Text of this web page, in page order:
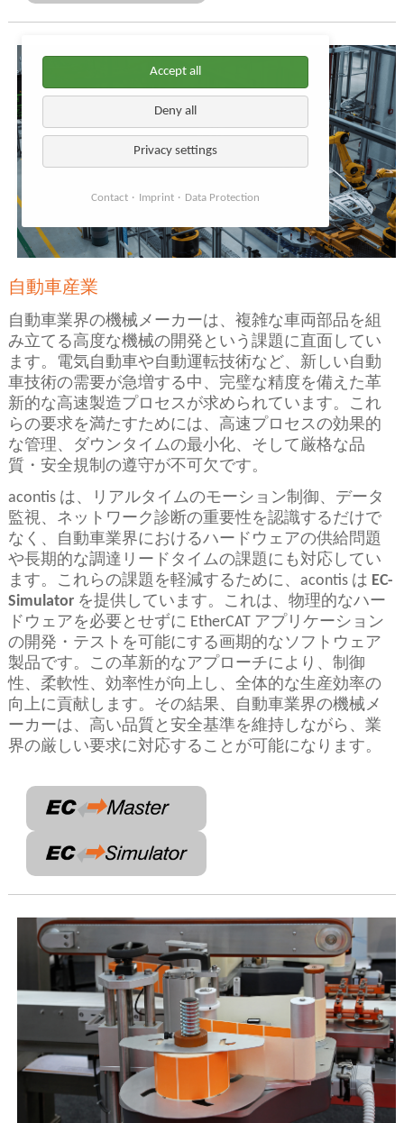
Accept all
Deny all
Privacy settings
Contact Imprint Data Protection
自動車産業
自動車業界の機械メーカーは、複雑な車両部品を組
み立てる高度な機械の開発という課題に直面してい
ます。電気自動車や自動運転技術など、新しい自動
車技術の需要が急増する中、完璧な精度を備えた革
新的な高速製造プロセスが求められています。これ
らの要求を満たすためには、高速プロセスの効果的
な管理、ダウンタイムの最小化、そして厳格な品
質・安全規制の遵守が不可欠です。
acontis は、リアルタイムのモーション制御、データ
監視、ネットワーク診断の重要性を認識するだけで
なく、自動車業界におけるハードウェアの供給問題
や長期的な調達リードタイムの課題にも対応してい
ます。これらの課題を軽減するために、acontis は EC-
Simulator を提供しています。これは、物理的なハー
ドウェアを必要とせずに EtherCAT アプリケーション
の開発・テストを可能にする画期的なソフトウェア
製品です。この革新的なアプローチにより、制御
性、柔軟性、効率性が向上し、全体的な生産効率の
向上に貢献します。その結果、自動車業界の機械メ
ーカーは、高い品質と安全基準を維持しながら、業
界の厳しい要求に対応することが可能になります。